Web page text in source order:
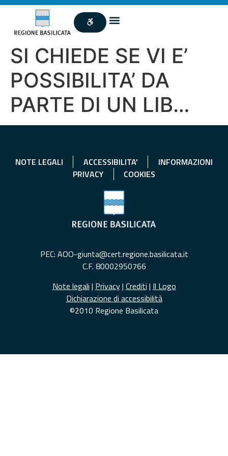
SI CHIEDE SE VI E’
POSSIBILITA’ DA
PARTE DI UN LIB…
NOTE LEGALI ACCESSIBILITA'
INFORMAZIONI
PRIVACY
COOKIES
PEC: AOO-giunta@cert.regione.basilicata.it
C.F. 80002950766
Note legali | Privacy| Crediti | Il Logo
Dichiarazione di accessibilità
©2010 Regione Basilicata